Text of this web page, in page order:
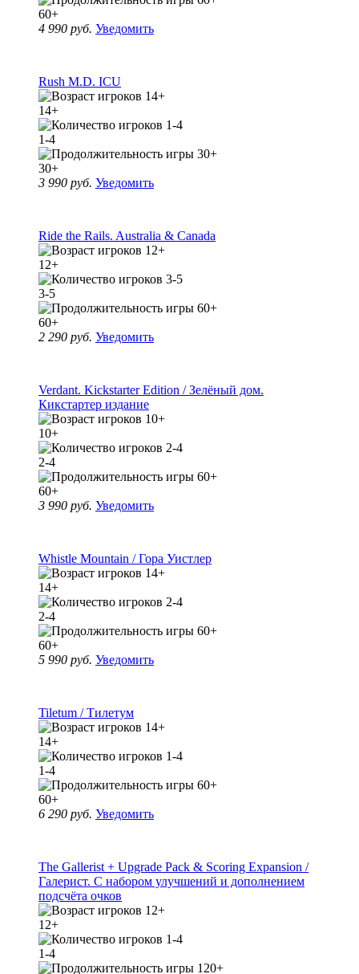
60+
4 990 руб. Уведомить
Rush M.D. ICU
14+
1-4
30+
3 990 руб. Уведомить
Ride the Rails. Australia & Canada
12+
3-5
60+
2 290 руб. Уведомить
Verdant. Kickstarter Edition / Зелёный дом.
Кикстартер издание
10+
2-4
60+
3 990 руб. Уведомить
Whistle Mountain / Гора Уистлер
14+
2-4
60+
5 990 руб. Уведомить
Tiletum / Тилетум
14+
1-4
60+
6 290 руб. Уведомить
The Gallerist + Upgrade Pack & Scoring Expansion /
Галерист. С набором улучшений и дополнением
подсчёта очков
12+
1-4